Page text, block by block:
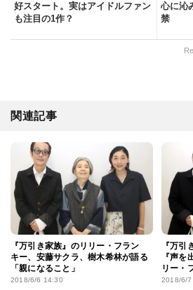
好スタート。実はアイドルファン
も注目の1作？
心に沁
禁
関連記事
『万引き家族』のリリー・フラン
キー、安藤サクラ、樹木希林が語る
「親になること」
2018/6/6 14:30
『万
『声を
リー・
2018/6/7